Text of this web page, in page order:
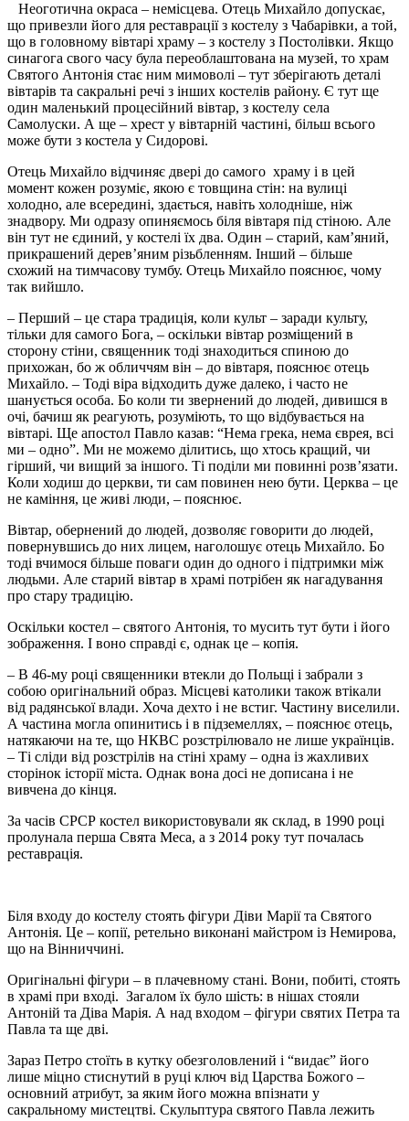
Неоготична окраса – немісцева. Отець Михайло допускає,
що привезли його для реставрації з костелу з Чабарівки, а той,
що в головному вівтарі храму – з костелу з Постолівки. Якщо
синагога свого часу була переоблаштована на музей, то храм
Святого Антонія стає ним мимоволі – тут зберігають деталі
вівтарів та сакральні речі з інших костелів району. Є тут ще
один маленький процесійний вівтар, з костелу села
Самолуски. А ще – хрест у вівтарній частині, більш всього
може бути з костела у Сидорові.
Отець Михайло відчиняє двері до самого храму і в цей
момент кожен розуміє, якою є товщина стін: на вулиці
холодно, але всередині, здається, навіть холодніше, ніж
знадвору. Ми одразу опиняємось біля вівтаря під стіною. Але
він тут не єдиний, у костелі їх два. Один – старий, кам’яний,
прикрашений дерев’яним різьбленням. Інший – більше
схожий на тимчасову тумбу. Отець Михайло пояснює, чому
так вийшло.
– Перший – це стара традиція, коли культ – заради культу,
тільки для самого Бога, – оскільки вівтар розміщений в
сторону стіни, священник тоді знаходиться спиною до
прихожан, бо ж обличчям він – до вівтаря, пояснює отець
Михайло. – Тоді віра відходить дуже далеко, і часто не
шанується особа. Бо коли ти звернений до людей, дивишся в
очі, бачиш як реагують, розуміють, то що відбувається на
вівтарі. Ще апостол Павло казав: “Нема грека, нема єврея, всі
ми – одно”. Ми не можемо ділитись, що хтось кращий, чи
гірший, чи вищий за іншого. Ті поділи ми повинні розв’язати.
Коли ходиш до церкви, ти сам повинен нею бути. Церква – це
не каміння, це живі люди, – пояснює.
Вівтар, обернений до людей, дозволяє говорити до людей,
повернувшись до них лицем, наголошує отець Михайло. Бо
тоді вчимося більше поваги один до одного і підтримки між
людьми. Але старий вівтар в храмі потрібен як нагадування
про стару традицію.
Оскільки костел – святого Антонія, то мусить тут бути і його
зображення. І воно справді є, однак це – копія.
– В 46-му році священники втекли до Польщі і забрали з
собою оригінальний образ. Місцеві католики також втікали
від радянської влади. Хоча дехто і не встиг. Частину виселили.
А частина могла опинитись і в підземеллях, – пояснює отець,
натякаючи на те, що НКВС розстрілювало не лише українців.
– Ті сліди від розстрілів на стіні храму – одна із жахливих
сторінок історії міста. Однак вона досі не дописана і не
вивчена до кінця.
За часів СРСР костел використовували як склад, в 1990 році
пролунала перша Свята Меса, а з 2014 року тут почалась
реставрація.
Біля входу до костелу стоять фігури Діви Марії та Святого
Антонія. Це – копії, ретельно виконані майстром із Немирова,
що на Вінниччині.
Оригінальні фігури – в плачевному стані. Вони, побиті, стоять
в храмі при вході. Загалом їх було шість: в нішах стояли
Антоній та Діва Марія. А над входом – фігури святих Петра та
Павла та ще дві.
Зараз Петро стоїть в кутку обезголовлений і “видає” його
лише міцно стиснутий в руці ключ від Царства Божого –
основний атрибут, за яким його можна впізнати у
сакральному мистецтві. Скульптура святого Павла лежить